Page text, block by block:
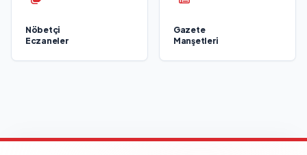
Nöbetçi
Eczaneler
Gazete
Manşetleri